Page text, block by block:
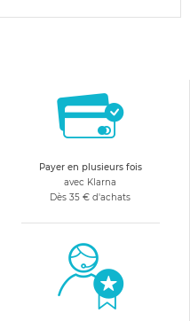
Payer en plusieurs fois
avec Klarna
Dès 35 € d'achats